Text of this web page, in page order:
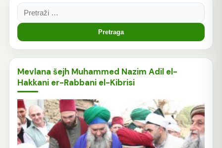
Pretraga:
Mevlana šejh Muhammed Nazim Adil el-
Hakkani er-Rabbani el-Kibrisi